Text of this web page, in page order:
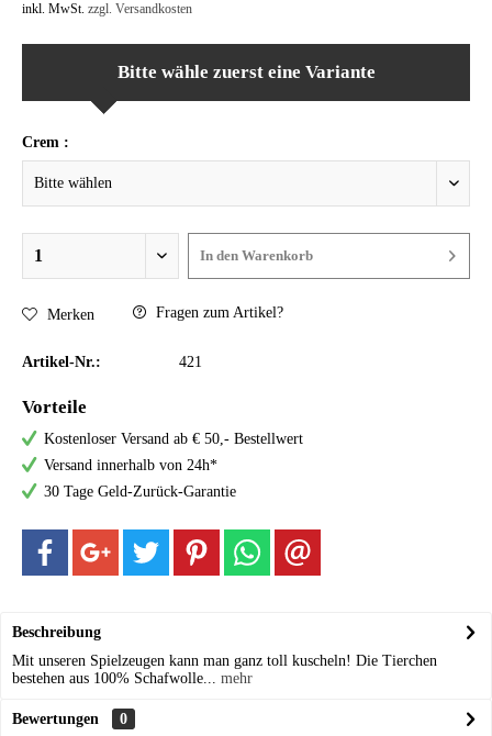
inkl. MwSt. zzgl. Versandkosten
Bitte wähle zuerst eine Variante
Crem :
In den Warenkorb
Merken Fragen zum Artikel?
Artikel-Nr.: 421
Vorteile
Kostenloser Versand ab € 50,- Bestellwert
Versand innerhalb von 24h*
30 Tage Geld-Zurück-Garantie
Beschreibung
Mit unseren Spielzeugen kann man ganz toll kuscheln! Die Tierchen
bestehen aus 100% Schafwolle... mehr
Bewertungen
0